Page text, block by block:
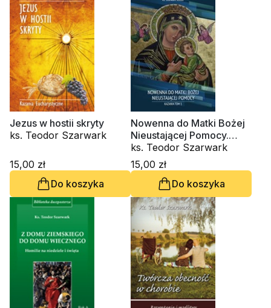
Jezus w hostii skryty
ks. Teodor Szarwark
15,00 zł
Do koszyka
Nowenna do Matki Bożej
Nieustającej Pomocy.
Kazania. Tom 1
ks. Teodor Szarwark
15,00 zł
Do koszyka